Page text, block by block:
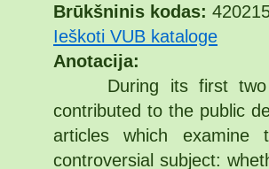
Brūkšninis kodas:
Ieškoti VUB kataloge
Anotacija:
During its first two
contributed to the public
articles which examine
controversial subject: